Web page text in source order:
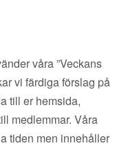
våra ”Veckans
vi färdiga förslag på
till er hemsida,
medlemmar. Våra
tiden men innehåller